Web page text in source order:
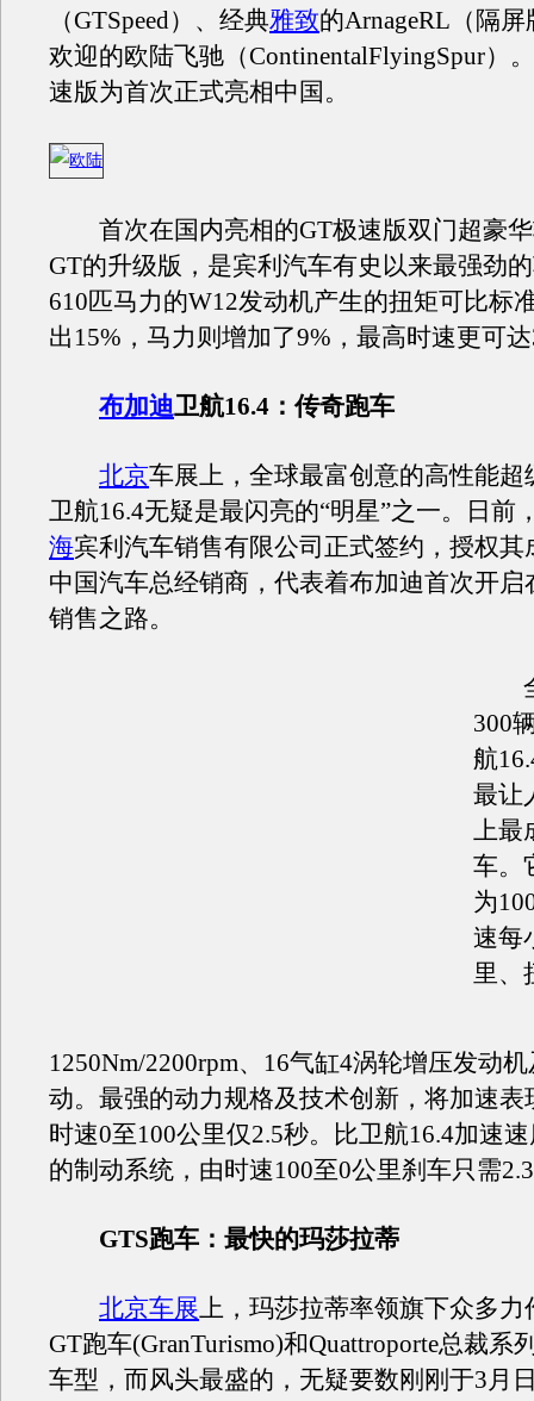
（GTSpeed）、经典雅致的ArnageRL（隔
欢迎的欧陆飞驰（ContinentalFlyingSpur）
速版为首次正式亮相中国。
首次在国内亮相的GT极速版双门超豪华
GT的升级版，是宾利汽车有史以来最强劲
610匹马力的W12发动机产生的扭矩可比标
出15%，马力则增加了9%，最高时速更可
布加迪卫航16.4：传奇跑车
北京车展上，全球最富创意的高性能超
卫航16.4无疑是最闪亮的“明星”之一。日前
海宾利汽车销售有限公司正式签约，授权其
中国汽车总经销商，代表着布加迪首次开启
销售之路。
全
300
航
最让
上最
车。
为
速每
里、
1250Nm/2200rpm、16气缸4涡轮增压发动
动。最强的动力规格及技术创新，将加速表
时速0至100公里仅2.5秒。比卫航16.4加速
的制动系统，由时速100至0公里刹车只需
GTS跑车：最快的玛莎拉蒂
北京车展上，玛莎拉蒂率领旗下众多力
GT跑车(GranTurismo)和Quattroporte总裁系
车型，而风头最盛的，无疑要数刚刚于3月